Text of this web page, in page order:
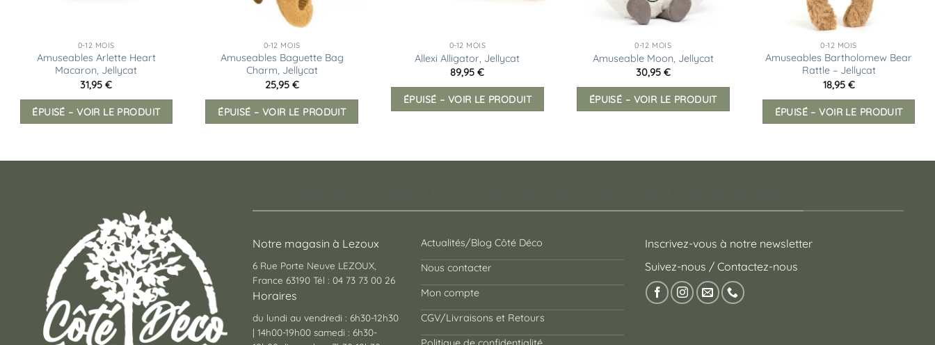
0-12 MOIS
Amuseables Arlette Heart
Macaron, Jellycat
31,95€
ÉPUISÉ – VOIR LE PRODUIT
0-12 MOIS
Amuseables Baguette Bag
Charm, Jellycat
25,95 €
ÉPUISÉ – VOIR LE PRODUIT
0-12 MOIS
Allexi Alligator, Jellycat
89,95€
ÉPUISÉ – VOIR LE PRODUIT
0-12 MOIS
Amuseable Moon, Jellycat
30,95 €
ÉPUISÉ – VOIR LE PRODUIT
0-12 MOIS
Amuseables Bartholomew Bear
Rattle – Jellycat
18,95 €
ÉPUISÉ – VOIR LE PRODUIT
Notre magasin à Lezoux
6 Rue Porte Neuve LEZOUX,
France 63190 Tél : 04 73 73 00 26
Horaires
du lundi au vendredi : 6h30-12h30
| 14h00-19h00 samedi : 6h30-
Actualités/Blog Côté Déco
Nous contacter
Mon compte
CGV/Livraisons et Retours
Inscrivez-vous à notre newsletter
Suivez-nous / Contactez-nous